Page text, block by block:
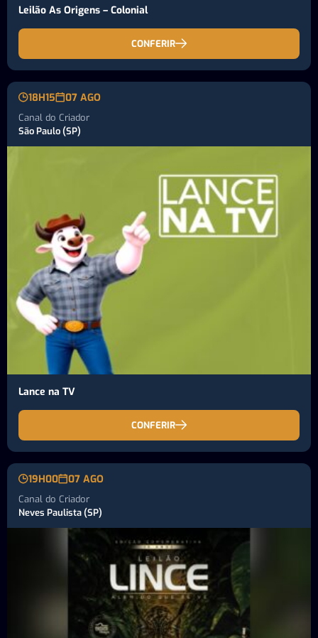
Leilão As Origens – Colonial
CONFERIR
18H15 07 AGO
Canal do Criador
São Paulo (SP)
Lance na TV
CONFERIR
19H00 07 AGO
Canal do Criador
Neves Paulista (SP)